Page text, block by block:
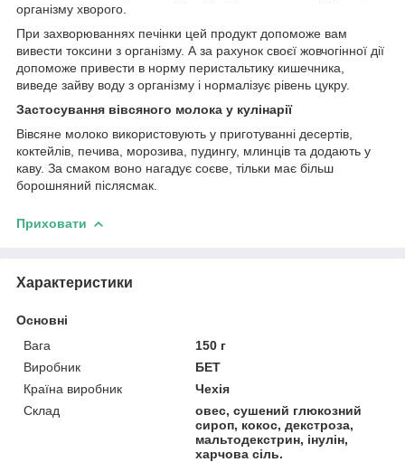
організму хворого.
При захворюваннях печінки цей продукт допоможе вам
вивести токсини з організму. А за рахунок своєї жовчогінної дії
допоможе привести в норму перистальтику кишечника,
виведе зайву воду з організму і нормалізує рівень цукру.
Застосування вівсяного молока у кулінарії
Вівсяне молоко використовують у приготуванні десертів,
коктейлів, печива, морозива, пудингу, млинців та додають у
каву. За смаком воно нагадує соєве, тільки має більш
борошняний післясмак.
Приховати
Характеристики
Основні
Вага
150 г
Виробник
БЕТ
Країна виробник
Чехія
Склад
овес, сушений глюкозний
сироп, кокос, декстроза,
мальтодекстрин, інулін,
харчова сіль.